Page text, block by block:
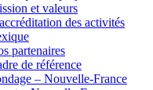
et valeurs
des activités
partenaires
de référence
– Nouvelle-France